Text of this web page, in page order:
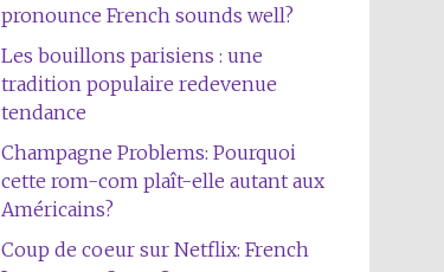
pronounce French sounds well?
Les bouillons parisiens : une
tradition populaire redevenue
tendance
Champagne Problems: Pourquoi
cette rom-com plaît-elle autant aux
Américains?
Coup de coeur sur Netflix: French